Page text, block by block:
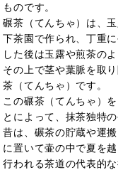
ものです。
碾茶（てんちゃ）は、
下茶園で作られ、丁重
した後は玉露や煎茶の
その上で茎や葉脈を取
茶（てんちゃ）です。
この碾茶（てんちゃ）
とによって、抹茶独特
昔は、碾茶の貯蔵や運
に置いて壷の中で夏を
行われる茶道の代表的